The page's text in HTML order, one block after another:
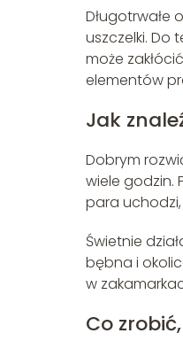
Długotrwałe
uszczelki. Do
może
elementów
Jak
Dobrym
wiele godzin.
para
Świetnie
bębna i
w
Co